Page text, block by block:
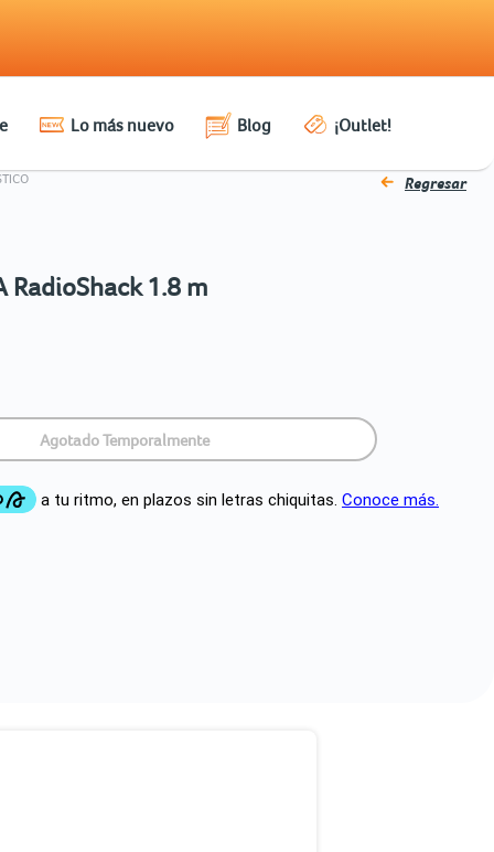
Lo más nuevo Blog ¡Outlet!
Regresar
RadioShack 1.8 m
Agotado Temporalmente